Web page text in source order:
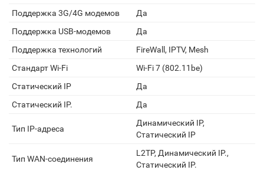
Поддержка 3G/4G модемов
Да
Поддержка USB-модемов
Да
Поддержка технологий
FireWall, IPTV, Mesh
Стандарт Wi-Fi
Wi-Fi 7 (802.11be)
Статический IP
Да
Статический IP.
Да
Тип IP-адреса
Динамический IP,
Статический IP
Тип WAN-соединения
L2TP, Динамический IP.,
Статический IP.